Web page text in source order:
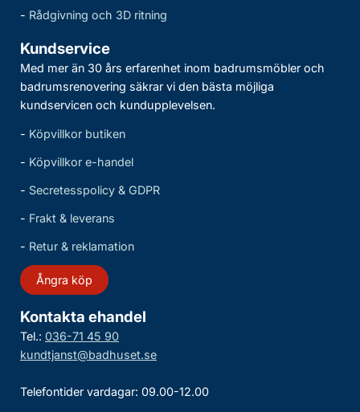
- Rådgivning och 3D ritning
Kundservice
Med mer än 30 års erfarenhet inom badrumsmöbler och
badrumsrenovering säkrar vi den bästa möjliga
kundservicen och kundupplevelsen.
- Köpvillkor butiken
- Köpvillkor e-handel
- Secretesspolicy & GDPR
- Frakt & leverans
- Retur & reklamation
Ångra köp
Kontakta ehandel
Tel.: 036-71 45 90
kundtjanst@badhuset.se
Telefontider vardagar: 09.00-12.00